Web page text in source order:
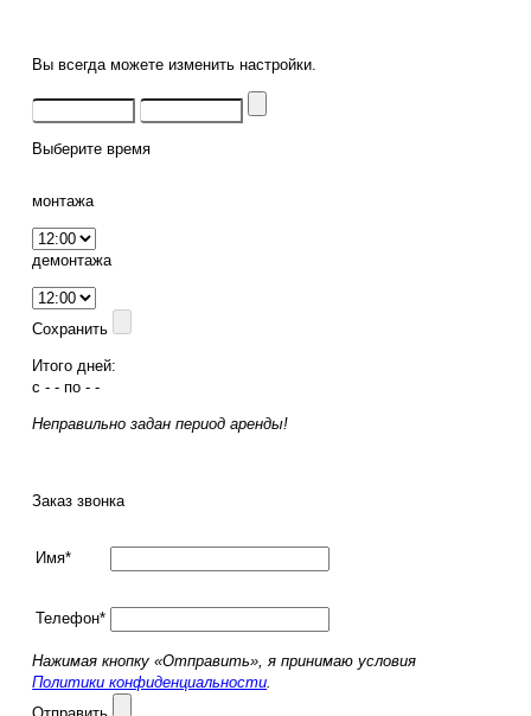
Вы всегда можете изменить настройки.
Выберите время
монтажа
демонтажа
Сохранить
Итого дней:
с- - по- -
Неправильно задан период аренды!
Заказ звонка
Имя*
Телефон*
Нажимая кнопку «Отправить», я принимаю условия
Политики конфиденциальности.